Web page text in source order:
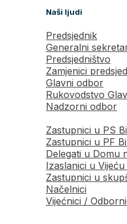
Naši ljudi
Predsjednik
Generalni
Predsjedništvo
Zamjenici
Glavni odbor
Rukovodstvo
Nadzorni odbor
Zastupnici u PS
Zastupnici u PF
Delegati u Domu
Izaslanici u
Zastupnici u
Načelnici
Vijećnici /